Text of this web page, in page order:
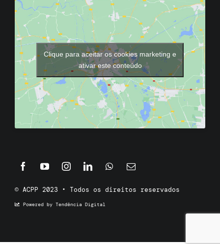
Clique para aceitar os cookies marketing e
ativar este conteúdo
© ACPP 2023 • Todos os direitos reservados
Powered by Tendência Digital